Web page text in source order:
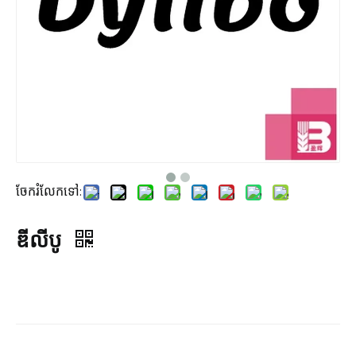
ចែករំលែកទៅ:
ឌីលីបូ